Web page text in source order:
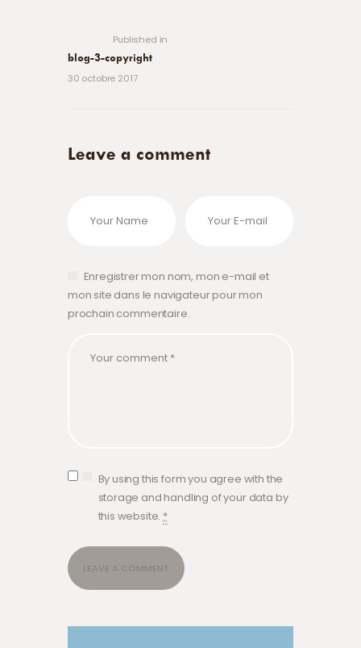
Published in
blog-3-copyright
30 octobre 2017
Leave a comment
Enregistrer mon nom, mon e-mail et
mon site dans le navigateur pour mon
prochain commentaire.
By using this form you agree with the
storage and handling of your data by
this website. *